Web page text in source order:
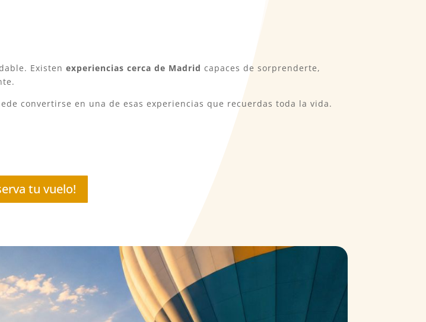
Existen experiencias cerca de Madrid capaces de sorprenderte,
convertirse en una de esas experiencias que recuerdas toda la vida.
tu vuelo!